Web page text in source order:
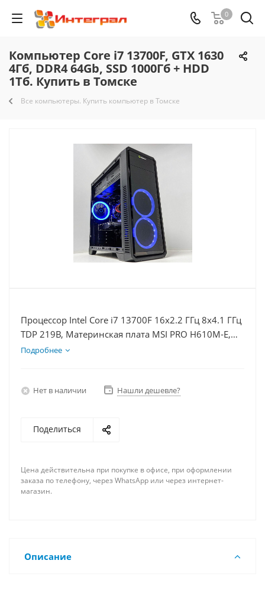
0
Компьютер Core i7 13700F, GTX 1630
4Гб, DDR4 64Gb, SSD 1000Гб + HDD
1Тб. Купить в Томске
Все компьютеры. Купить компьютер в Томске
Процессор Intel Core i7 13700F 16x2.2 ГГц 8x4.1 ГГц
TDP 219В, Материнская плата MSI PRO H610M-E,
Видеокарта GTX 1630 4Гб, Память DDR4 64Gb,
Подробнее
Нет в наличии Нашли дешевле?
Поделиться
Цена действительна при покупке в офисе, при оформлении
заказа по телефону, через WhatsApp или через интернет-
магазин.
Описание